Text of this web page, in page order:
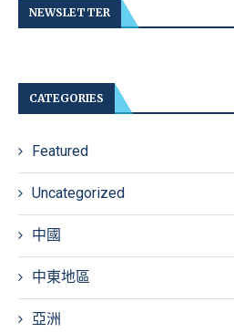
NEWSLETTER
CATEGORIES
Featured
Uncategorized
中國
中東地區
亞洲